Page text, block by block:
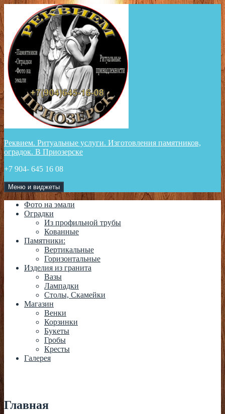
содержимому
Реквием. Ритуальные услуги. Изготовления памятников,
оградок. В Приозерске
+7 904- 645 16 08
Меню и виджеты
Фото на эмали
Оградки
Из профильной трубы
Кованные
Памятники:
Вертикальные
Горизонтальные
Изделия из гранита
Вазы
Лампадки
Столы, Скамейки
Магазин
Венки
Корзинки
Букеты
Гробы
Кресты
Галерея
Главная